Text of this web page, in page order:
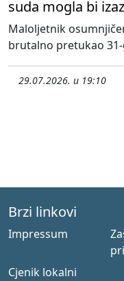
suda mogla bi
Maloljetnik
brutalno pretukao
29.07.2026. u 19:10
Brzi linkovi
Impressum
Cjenik lokalni